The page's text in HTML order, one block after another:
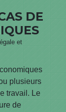
DE
et
plusieurs
travail. Le
de